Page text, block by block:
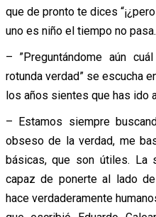
que de pronto te dices
uno es niño el tiempo no pasa.
– ”Preguntándome aún
rotunda verdad” se escucha
los años sientes que has ido
– Estamos siempre
obseso de la verdad, me
básicas, que son útiles. La
capaz de ponerte al lado
hace verdaderamente